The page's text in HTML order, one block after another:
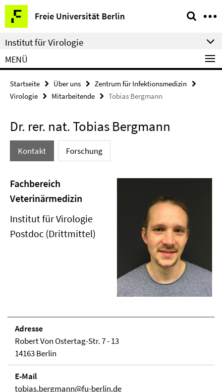
Springe
direkt
zu
Inhalt
Freie Universität Berlin
Service-
Navigation
Institut für Virologie
MENÜ
Startseite Über uns
Zentrum für Infektionsmedizin
Virologie
Mitarbeitende Tobias Bergmann
Dr. rer. nat. Tobias Bergmann
Kontakt Forschung
Fachbereich
Veterinärmedizin
Institut für Virologie
Postdoc (Drittmittel)
Adresse
Robert Von Ostertag-Str. 7 - 13
14163 Berlin
E-Mail
tobias.bergmann@fu-berlin.de